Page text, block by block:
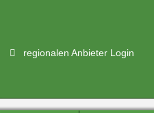
regionalen Anbieter Login